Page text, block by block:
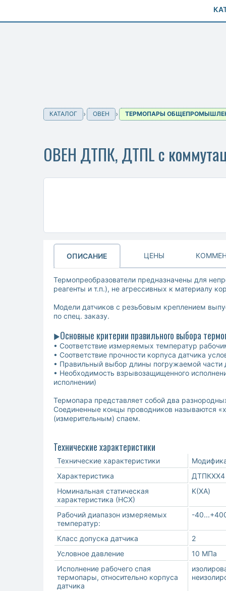
КАТАЛОГ ОВЕН ТЕРМОПАРЫ
ОВЕН ДТПК, ДТПL с
ОПИСАНИЕ ЦЕНЫ
Термопреобразователи предназначены для
реагенты и т.п.), не агрессивных к материалу
Модели датчиков с резьбовым креплением
по спец. заказу.
►Основные критерии правильного выбора
• Соответствие измеряемых температур
• Соответствие прочности корпуса датчика
• Правильный выбор длины погружаемой части
• Необходимость взрывозащищенного
исполнении)
Термопара представляет собой два
Соединенные концы проводников называются
(измерительным) спаем.
Технические характеристики
Технические характеристики
Характеристика
ДТПКХХ4
Номинальная статическая
характеристика (НСХ)
K(ХА)
Рабочий диапазон измеряемых
температур:
-
Класс допуска датчика
2
Условное давление
10 МПа
Исполнение рабочего спая
термопары, относительно корпуса
датчика